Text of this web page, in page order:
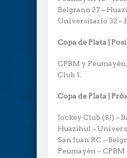
Belgrano 27 –
Universitario 32 –
Copa de Plata |
CPBM y
Club 1.
Copa de Plata |
Jockey Club (SJ) –
Huazihul –
San Juan RC –
Peumayén – CPBM